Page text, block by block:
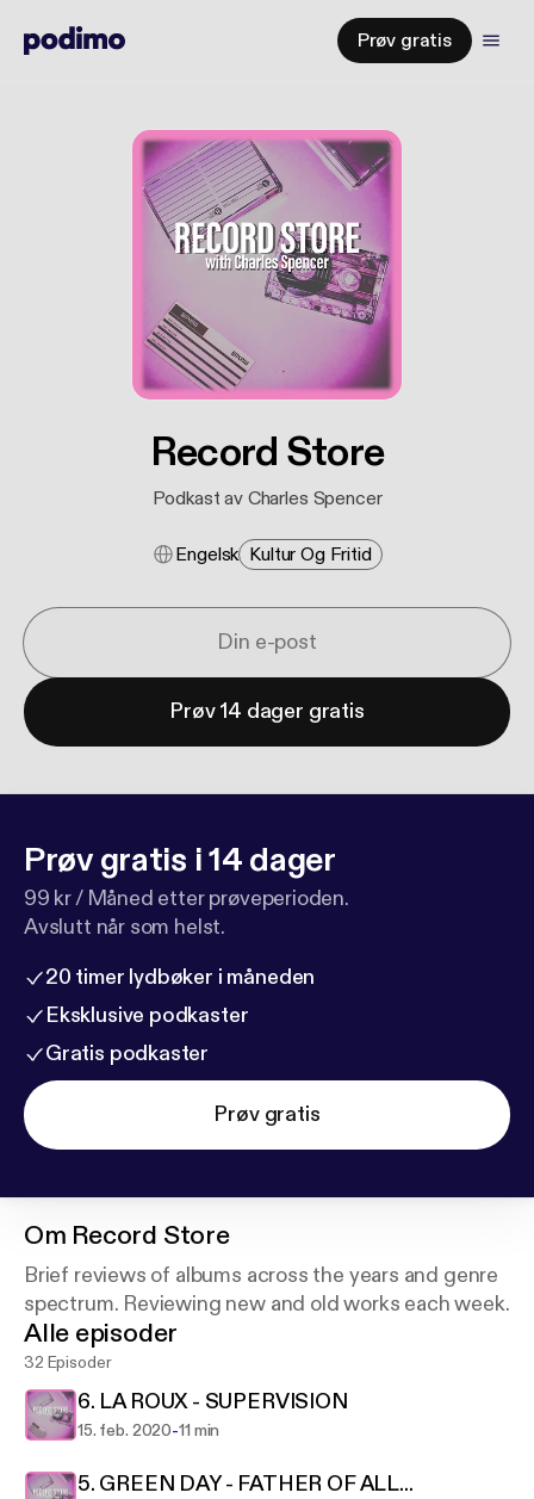
Prøv gratis
Record Store
Podkast av Charles Spencer
Engelsk Kultur Og Fritid
Prøv 14 dager gratis
Prøv gratis i 14 dager
99 kr / Måned etter prøveperioden.
Avslutt når som helst.
20 timer lydbøker i måneden
Eksklusive podkaster
Gratis podkaster
Prøv gratis
Om Record Store
Brief reviews of albums across the years and genre
spectrum. Reviewing new and old works each week.
Alle episoder
32 Episoder
6. LA ROUX - SUPERVISION
15. feb. 2020-11 min
5. GREEN DAY - FATHER OF ALL...